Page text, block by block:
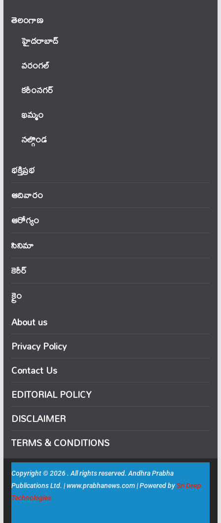
తెలంగాణ‌
హైదరాబాద్
వ‌రంగ‌ల్
కరీంనగర్
ఖ‌మ్మం
నల్గొండ
భక్తిప్రభ
ఆదివారం
ఆరోగ్యం
సినిమా
కెరీర్
క్రైం
About us
Privacy Policy
Contact Us
EDITORIAL POLICY
DISCLAIMER
TERMS & CONDITIONS
Copyright © 2026 . All rights reserved. Andhra Prabha
Publications Ltd. | www.prabhanews.com | Powered bySri Deep
Technologies